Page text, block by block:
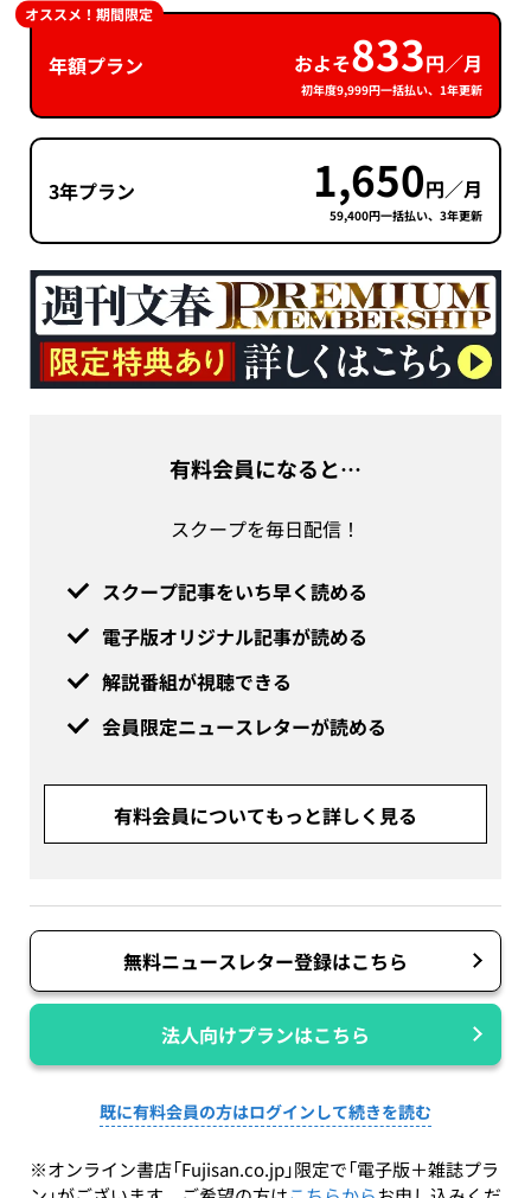
年額プラン およそ833円／月
初年度9,999円一括払い、1年更新
オススメ！期間限定
3年プラン 1,650円／月
59,400円一括払い、3年更新
有料会員になると…
スクープを毎日配信！
スクープ記事をいち早く読める
電子版オリジナル記事が読める
解説番組が視聴できる
会員限定ニュースレターが読める
有料会員についてもっと詳しく見る
無料ニュースレター登録はこちら
法人向けプランはこちら
既に有料会員の方はログインして続きを読む
※オンライン書店「Fujisan.co.jp」限定で「電子版＋雑誌プラ